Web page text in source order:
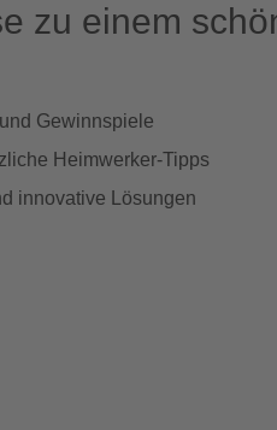
zu einem
Gewinnspiele
Heimwerker-Tipps
innovative Lösungen